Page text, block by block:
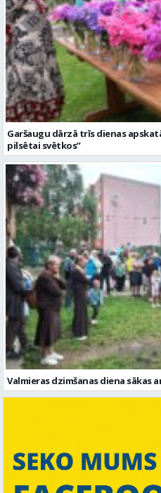
Garšaugu dārzā trīs dienas
pilsētai svētkos”
Valmieras dzimšanas diena sākas